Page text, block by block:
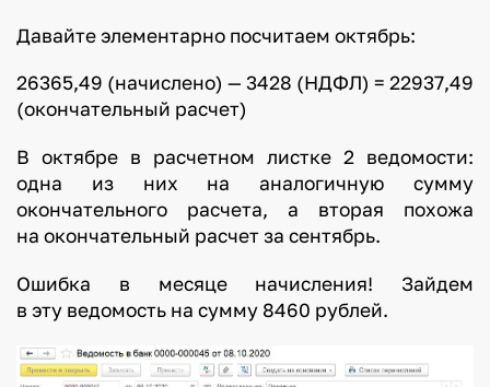
Давайте элементарно посчитаем октябрь:
26365,49 (начислено) — 3428 (НДФЛ) = 22937,49
(окончательный расчет)
В октябре в расчетном листке 2 ведомости:
одна из них на аналогичную сумму
окончательного расчета, а вторая похожа
на окончательный расчет за сентябрь.
Ошибка в месяце начисления! Зайдем
в эту ведомость на сумму 8460 рублей.